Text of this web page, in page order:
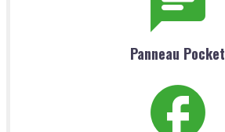
Panneau Pocket